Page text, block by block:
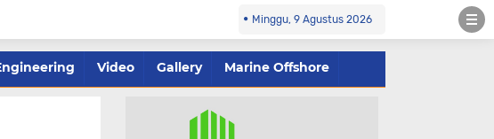
Minggu, 9 Agustus 2026
Video Gallery Marine Offshore